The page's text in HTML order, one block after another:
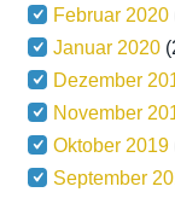
Februar 2020
Januar 2020
Dezember
November
Oktober 2019
September